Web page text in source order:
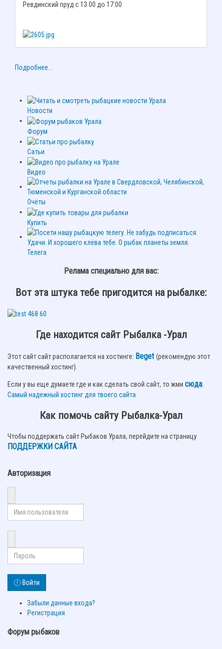
Ревдинский пруд с 13 00 до 17:00
Подробнее...
Новости
Форум
Сатьи
Видео
Очёты
Купить
Телега
Релама специально для вас:
Вот эта штука тебе пригодится на рыбалке:
Где находится сайт Рыбалка -Урал
Этот сайт сайт располагается на хостинге: Beget (рекомендую этот
качественный хостинг).
Если у вы еще думаете где и как сделать свой сайт, то жми сюда.
Самый надежный хостинг для твоего сайта
Как помочь сайту Рыбалка-Урал
Чтобы поддержать сайт Рыбаков Урала, перейдите на страницу
ПОДДЕРЖКИ САЙТА
Авторизация
Войти
Забыли данные входа?
Регистрация
Форум рыбаков